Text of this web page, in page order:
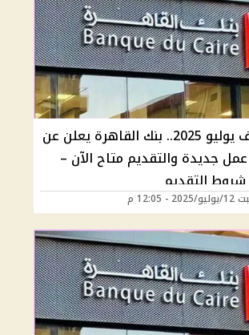
وظائف يوليو 2025.. بنك القاهرة يعلن عن
جديدة والتقديم متاح الآن –
التقديم
- 12:05 م